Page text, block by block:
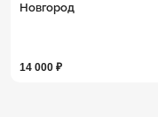
Новгород
14 000 ₽